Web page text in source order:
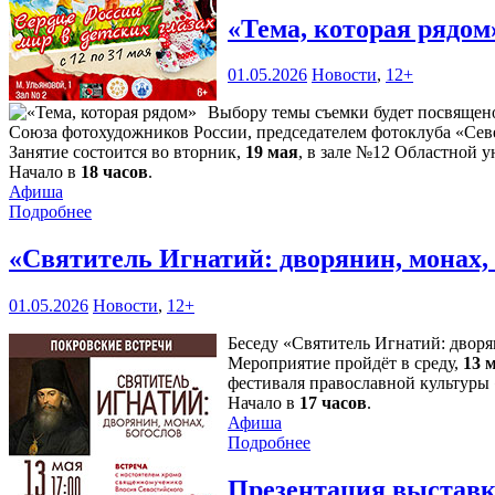
«Тема, которая
01.05.2026 Новости, 12+
Выбору темы съемки будет
Союза фотохудожников России, председателем фотоклуба
Занятие состоится во вторник, 19 мая, в зале №12 Областной
Начало в 18 часов.
Афиша
Подробнее
«Святитель Игнатий: дворянин, монах,
01.05.2026 Новости, 12+
Беседу «Святитель Игнатий:
Мероприятие пройдёт в среду, 13
фестиваля православной
Начало в 17 часов.
Афиша
Подробнее